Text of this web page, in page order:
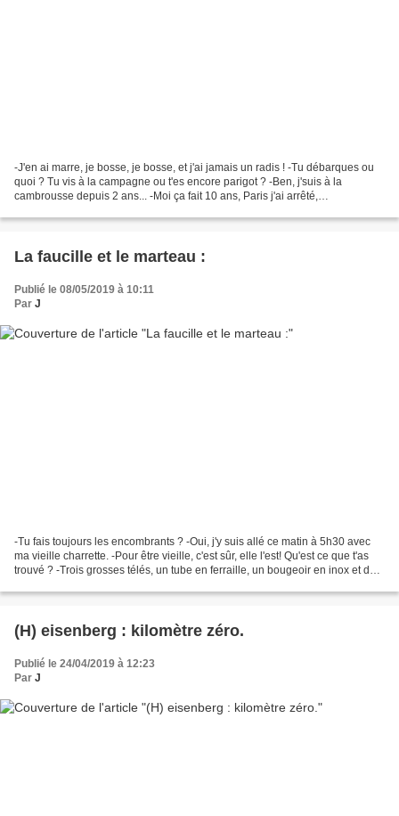
-J'en ai marre, je bosse, je bosse, et j'ai jamais un radis ! -Tu débarques ou
quoi ? Tu vis à la campagne ou t'es encore parigot ? -Ben, j'suis à la
cambrousse depuis 2 ans... -Moi ça fait 10 ans, Paris j'ai arrêté,
La faucille et le marteau :
Publié le 08/05/2019 à 10:11
Par J
-Tu fais toujours les encombrants ? -Oui, j'y suis allé ce matin à 5h30 avec
ma vieille charrette. -Pour être vieille, c'est sûr, elle l'est! Qu'est ce que t'as
trouvé ? -Trois grosses télés, un tube en ferraille, un bougeoir en inox et de
(H) eisenberg : kilomètre zéro.
Publié le 24/04/2019 à 12:23
Par J